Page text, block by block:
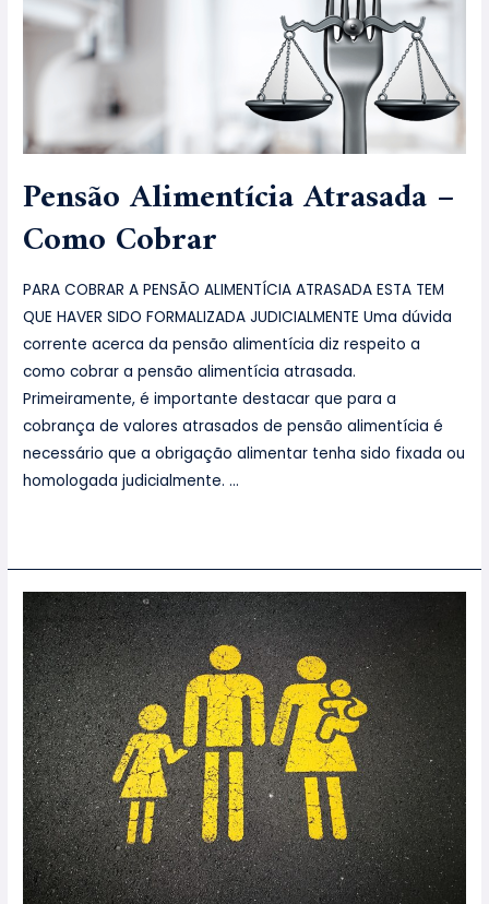
Pensão Alimentícia Atrasada –
Como Cobrar
PARA COBRAR A PENSÃO ALIMENTÍCIA ATRASADA ESTA TEM
QUE HAVER SIDO FORMALIZADA JUDICIALMENTE Uma dúvida
corrente acerca da pensão alimentícia diz respeito a
como cobrar a pensão alimentícia atrasada.
Primeiramente, é importante destacar que para a
cobrança de valores atrasados de pensão alimentícia é
necessário que a obrigação alimentar tenha sido fixada ou
homologada judicialmente. …